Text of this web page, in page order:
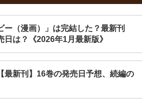
ー（漫画）」は完結した？最新刊
は？《2026年1月最新版》
最新刊】16巻の発売日予想、続編の